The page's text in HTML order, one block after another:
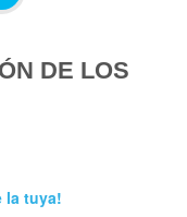
DE LOS
la tuya!